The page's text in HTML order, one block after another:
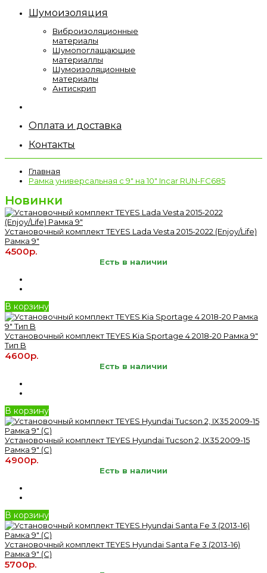
Шумоизоляция
Виброизоляционные
материалы
Шумопоглащающие
материаллы
Шумоизоляционные
материалы
Антискрип
Оплата и доставка
Контакты
Главная
Рамка универсальная с 9" на 10" Incar RUN-FC685
Новинки
Установочный комплект TEYES Lada Vesta 2015-2022 (Enjoy/Life)
Рамка 9"
4500р.
Есть в наличии
В корзину
Установочный комплект TEYES Kia Sportage 4 2018-20 Рамка 9"
Тип B
4600р.
Есть в наличии
В корзину
Установочный комплект TEYES Hyundai Tucson 2, IX35 2009-15
Рамка 9" (C)
4900р.
Есть в наличии
В корзину
Установочный комплект TEYES Hyundai Santa Fe 3 (2013-16)
Рамка 9" (C)
5700р.